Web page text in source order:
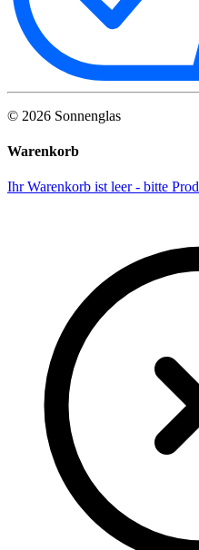
© 2026 Sonnenglas
Warenkorb
Ihr Warenkorb ist leer - bitte